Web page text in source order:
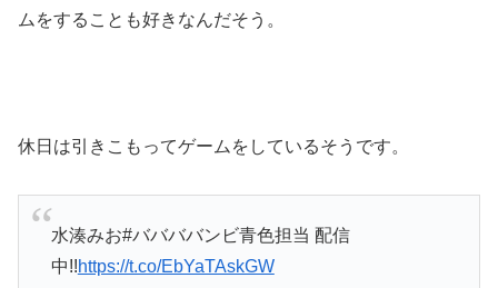
ムをすることも好きなんだそう。
休日は引きこもってゲームをしているそうです。
水湊みお#ババババンビ青色担当 配信
中!!https://t.co/EbYaTAskGW